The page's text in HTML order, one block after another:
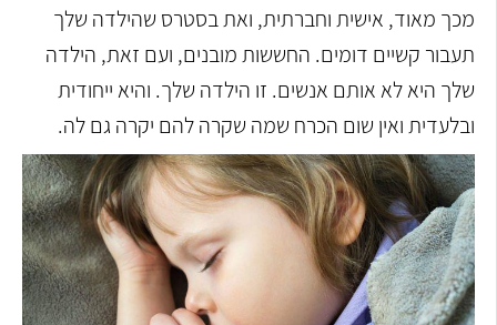
מכך מאוד, אישית וחברתית, ואת בסטרס שהילדה שלך
תעבור קשיים דומים. החששות מובנים, ועם זאת, הילדה
שלך היא לא אותם אנשים. זו הילדה שלך. והיא ייחודית
ובלעדית ואין שום הכרח שמה שקרה להם יקרה גם לה.